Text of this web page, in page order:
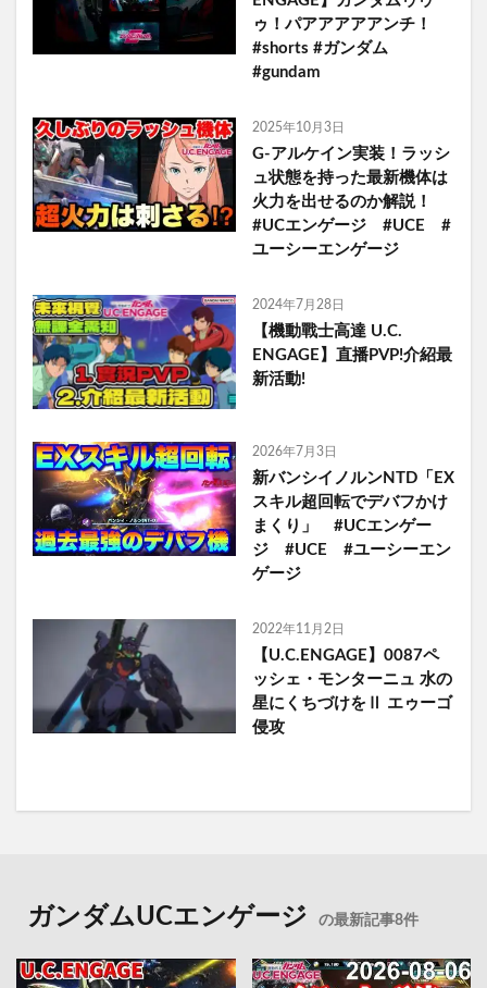
ゥ！パアアアアアンチ！
#shorts #ガンダム
#gundam
2025年10月3日
G-アルケイン実装！ラッシ
ュ状態を持った最新機体は
火力を出せるのか解説！
#UCエンゲージ #UCE #
ユーシーエンゲージ
2024年7月28日
【機動戰士高達 U.C.
ENGAGE】直播PVP!介紹最
新活動!
2026年7月3日
新バンシイノルンNTD「EX
スキル超回転でデバフかけ
まくり」 #UCエンゲー
ジ #UCE #ユーシーエン
ゲージ
2022年11月2日
【U.C.ENGAGE】0087ペ
ッシェ・モンターニュ 水の
星にくちづけをⅡ エゥーゴ
侵攻
ガンダムUCエンゲージ の最新記事8件